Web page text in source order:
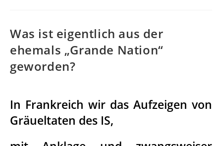
Was ist eigentlich aus der
ehemals „Grande Nation“
geworden?
In Frankreich wir das Aufzeigen von
Gräueltaten des IS,